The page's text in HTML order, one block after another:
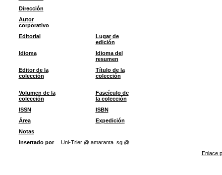
Dirección
Autor
corporativo
Editorial
Lugar de
edición
Idioma
Idioma del
resumen
Editor de la
colección
Título de la
colección
Volumen de la
colección
Fascículo de
la colección
ISSN
ISBN
Área
Expedición
Notas
Insertado por
Uni-Trier @ amaranta_sg @
Enlace